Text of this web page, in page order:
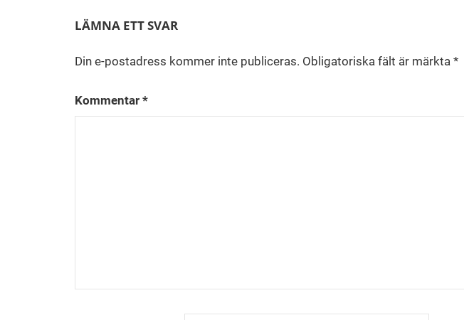
LÄMNA ETT SVAR
Din e-postadress kommer inte publiceras. Obligatoriska fält är märkta *
Kommentar *